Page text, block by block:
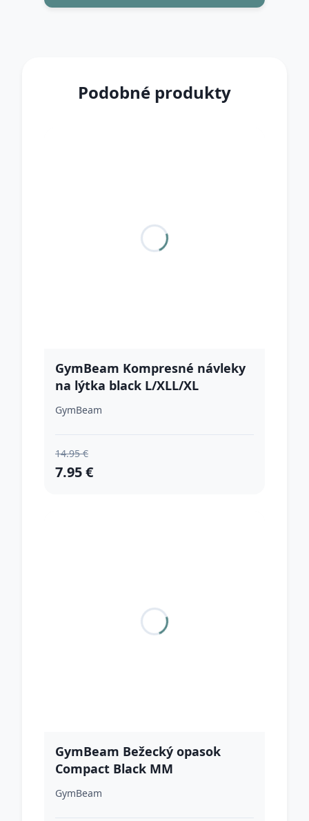
Podobné produkty
GymBeam Kompresné návleky
na lýtka black L/XLL/XL
GymBeam
14.95 €
7.95 €
GymBeam Bežecký opasok
Compact Black MM
GymBeam